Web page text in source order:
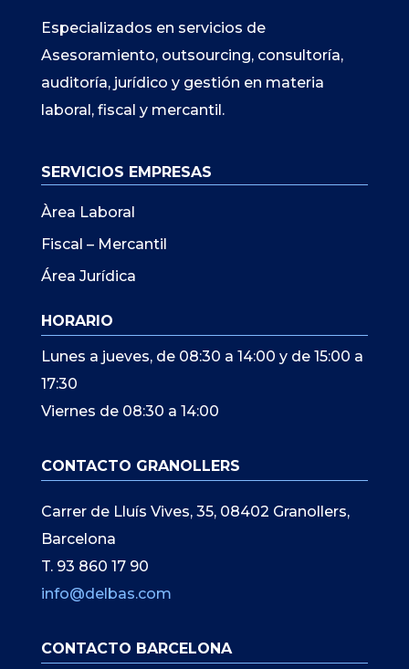
Especializados en servicios de
Asesoramiento, outsourcing, consultoría,
auditoría, jurídico y gestión en materia
laboral, fiscal y mercantil.
SERVICIOS EMPRESAS
Àrea Laboral
Fiscal – Mercantil
Área Jurídica
HORARIO
Lunes a jueves, de 08:30 a 14:00 y de 15:00 a
17:30
Viernes de 08:30 a 14:00
CONTACTO GRANOLLERS
Carrer de Lluís Vives, 35, 08402 Granollers,
Barcelona
T. 93 860 17 90
info@delbas.com
CONTACTO BARCELONA